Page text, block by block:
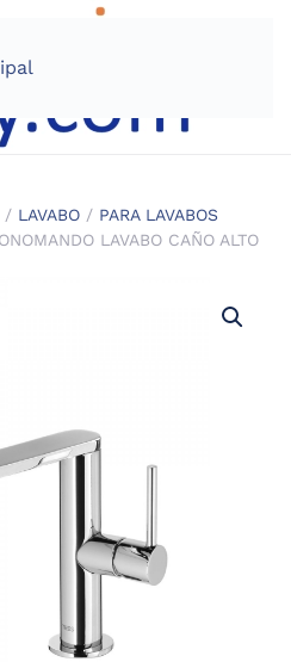
/ LAVABO / PARA LAVABOS
LAVABO CAÑO ALTO